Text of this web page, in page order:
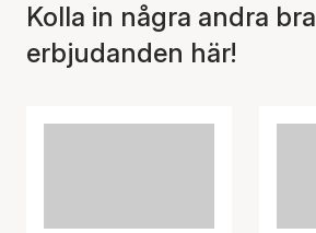
Artikeln har lagts till i
Kolla in några andra bra
erbjudanden här!